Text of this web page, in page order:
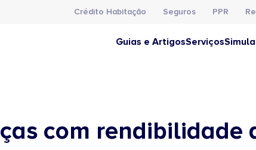
Crédito Habitação Seguros PPR
Guias e ArtigosServiços
com rendibilidade